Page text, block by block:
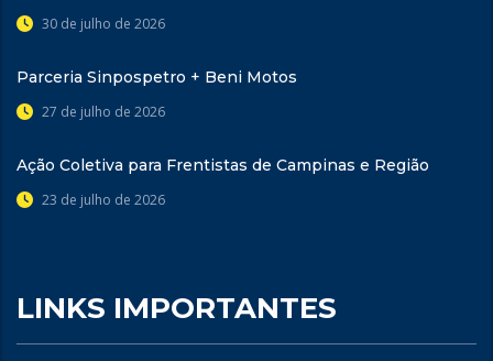
30 de julho de 2026
Parceria Sinpospetro + Beni Motos
27 de julho de 2026
Ação Coletiva para Frentistas de Campinas e Região
23 de julho de 2026
LINKS IMPORTANTES